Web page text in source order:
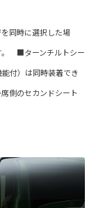
同時に選択した場
。 ■ターンチルトシー
付）は同時装着でき
側のセカンドシート